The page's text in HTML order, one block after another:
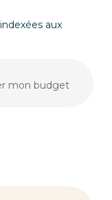
aux
mon budget